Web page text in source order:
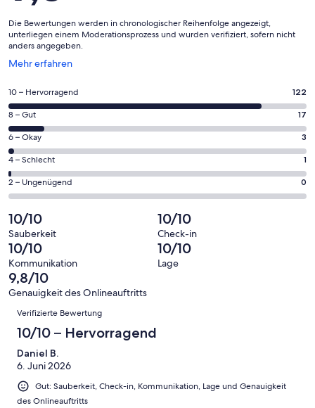
Die Bewertungen werden in chronologischer Reihenfolge angezeigt,
unterliegen einem Moderationsprozess und wurden verifiziert, sofern nicht
anders angegeben.
Mehr erfahren
Wird
einem
neuen
Fenster
geöffnet
122
von
insgesamt
143
Gästebewertungen
haben
eine
Bewertung
von
10
-
Hervorragend
10 – Hervorragend 122
17
von
insgesamt
143
Gästebewertungen
haben
Bewertung
von
8
-
Gut
8 – Gut 17
3
von
insgesamt
143
Gästebewertungen
haben
eine
Bewertung
von
6
-
Okay
6 – Okay 3
1
von
insgesamt
Gästebewertungen
haben
eine
Bewertung
von
4
4 – Schlecht 1
0
von
insgesamt
143
Gästebewertungen
haben
eine
Bewertung
2 – Ungenügend 0
10/10
Sauberkeit
10/10
Check-in
10/10
Kommunikation
10/10
Lage
9,8/10
Genauigkeit des Onlineauftritts
Bewertungen
Verifizierte Bewertung
10/10 – Hervorragend
Daniel B.
6. Juni 2026
Gut: Sauberkeit, Check-in, Kommunikation, Lage und Genauigkeit
des Onlineauftritts